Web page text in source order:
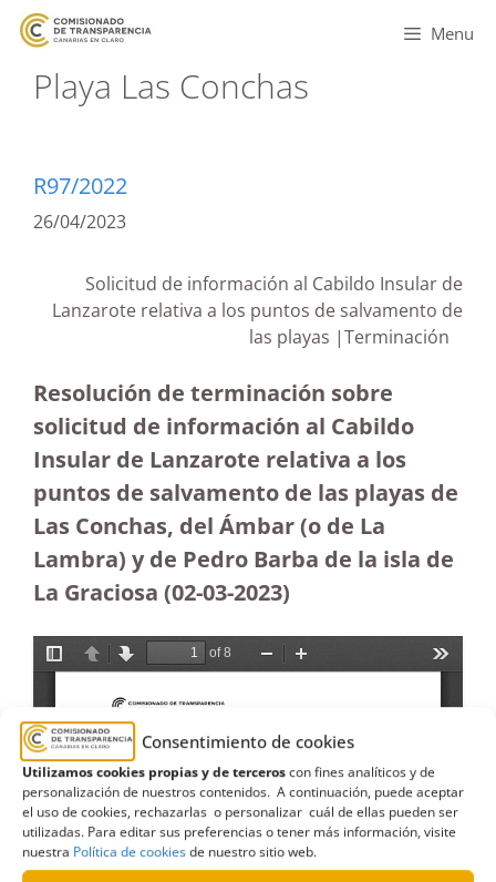
Consentimiento de cookies
Utilizamos cookies propias y de terceroscon fines analíticos y de
personalización de nuestros contenidos. A continuación, puede aceptar
el uso de cookies, rechazarlas o personalizar cuál de ellas pueden ser
utilizadas. Para editar sus preferencias o tener más información, visite
nuestra Política de cookiesde nuestro sitio web.
Menu
Playa Las Conchas
R97/2022
26/04/2023
Solicitud de información al Cabildo Insular de
Lanzarote relativa a los puntos de salvamento de
las playas |Terminación
Resolución de terminación sobre
solicitud de información al Cabildo
Insular de Lanzarote relativa a los
puntos de salvamento de las playas de
Las Conchas, del Ámbar (o de La
Lambra) y de Pedro Barba de la isla de
La Graciosa (02-03-2023)